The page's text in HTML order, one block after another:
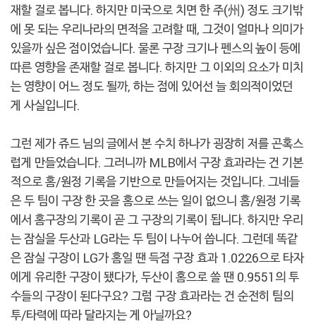
재할 걸로 봅니다. 하지만 미국으로 치면 한 주(州) 정도 크기밖
에 못 되는 우리나라의 면적을 고려할 때, 그것이 얼마나 의미가
있을까 싶은 점이었습니다. 물론 구장 크기나 펜스의 높이 등에
따른 영향을 존재할 걸로 봅니다. 하지만 그 이외의 요소가 미치
는 영향이 어느 정도 될까, 하는 점에 있어선 늘 회의적이었던
게 사실입니다.
그런 제가 쥬드 님의 글에서 본 수치 하나가 굉장히 저를 곤혹스
럽게 만들었습니다. 그러니까 MLB에서 구장 효과라는 건 기본
적으로 홈/원정 기록을 기반으로 만들어지는 것입니다. 그네들
은 두 팀이 구장 한 곳을 홈으로 쓰는 일이 없으니 홈/원정 기록
에서 홈구장의 기록이 곧 그 구장의 기록이 됩니다. 하지만 우리
는 잠실을 두산과 LG라는 두 팀이 나누어 씁니다. 그런데 똑같
은 잠실 구장이 LG가 홈일 땐 득점 구장 효과 1.0226으로 타자
에게 유리한 구장이 됐다가, 두산이 홈으로 쓸 땐 0.9551의 투
수들의 구장이 된다구요? 그럼 구장 효과라는 건 순전히 팀의
투/타력에 따라 달라지는 게 아닐까요?